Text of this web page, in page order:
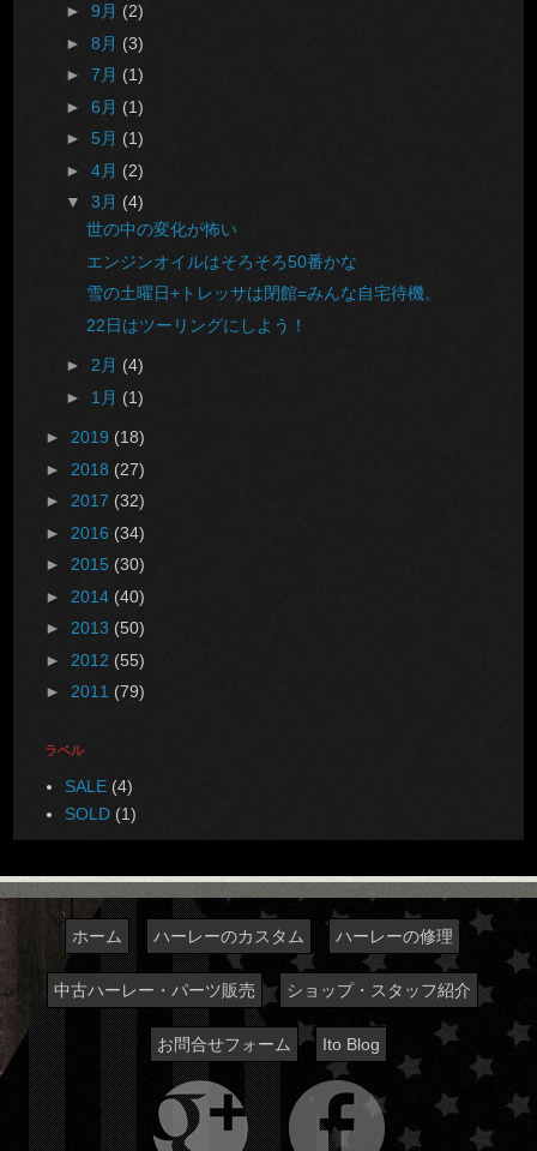
► 9月 (2)
► 8月 (3)
► 7月 (1)
► 6月 (1)
► 5月 (1)
► 4月 (2)
▼ 3月 (4)
世の中の変化が怖い
エンジンオイルはそろそろ50番かな
雪の土曜日+トレッサは閉館=みんな自宅待機。
22日はツーリングにしよう！
► 2月 (4)
► 1月 (1)
► 2019 (18)
► 2018 (27)
► 2017 (32)
► 2016 (34)
► 2015 (30)
► 2014 (40)
► 2013 (50)
► 2012 (55)
► 2011 (79)
ラベル
SALE (4)
SOLD (1)
ホーム ハーレーのカスタム ハーレーの修理
中古ハーレー・パーツ販売 ショップ・スタッフ紹介
お問合せフォーム Ito Blog